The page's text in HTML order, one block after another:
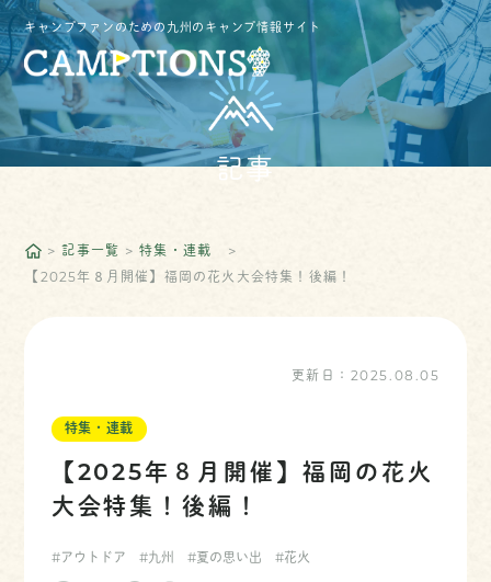
キャンプファンのための九州のキャンプ情報サイト
記事
記事一覧
特集・連載
【2025年８月開催】福岡の花火大会特集！後編！
更新日： 2025.08.05
特集・連載
【2025年８月開催】福岡の花火
大会特集！後編！
#アウトドア #九州 #夏の思い出 #花火